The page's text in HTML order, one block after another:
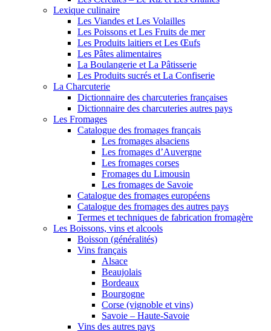
Lexique culinaire
Les Viandes et Les Volailles
Les Poissons et Les Fruits de mer
Les Produits laitiers et Les Œufs
Les Pâtes alimentaires
La Boulangerie et La Pâtisserie
Les Produits sucrés et La Confiserie
La Charcuterie
Dictionnaire des charcuteries françaises
Dictionnaire des charcuteries autres pays
Les Fromages
Catalogue des fromages français
Les fromages alsaciens
Les fromages d’Auvergne
Les fromages corses
Fromages du Limousin
Les fromages de Savoie
Catalogue des fromages européens
Catalogue des fromages des autres pays
Termes et techniques de fabrication fromagère
Les Boissons, vins et alcools
Boisson (généralités)
Vins français
Alsace
Beaujolais
Bordeaux
Bourgogne
Corse (vignoble et vins)
Savoie – Haute-Savoie
Vins des autres pays